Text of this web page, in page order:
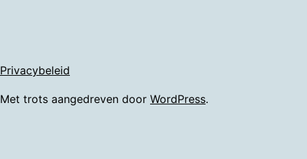
Privacybeleid
Met trots aangedreven door WordPress.